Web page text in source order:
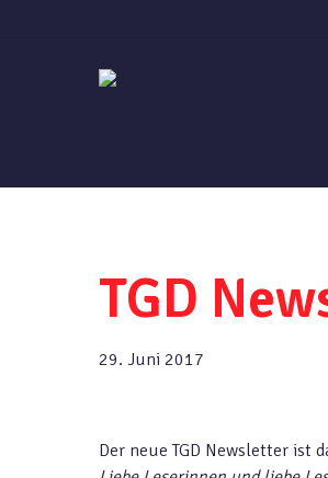
TGD
29. Juni 2017
Der neue TGD Newsletter ist